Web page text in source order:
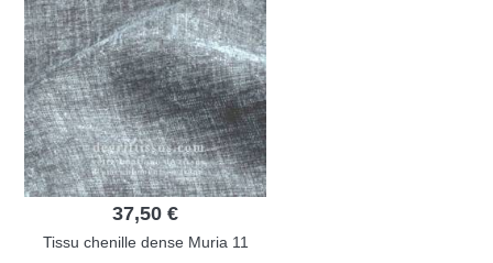
37,50 €
Tissu chenille dense Muria 11